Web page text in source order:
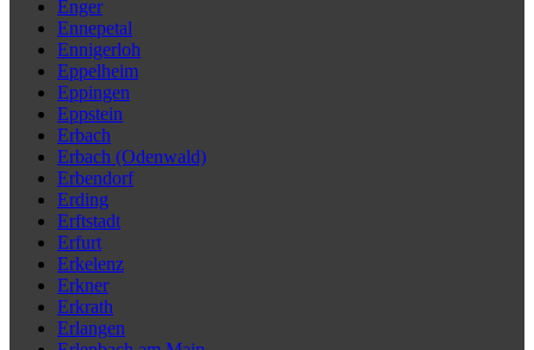
Enger
Ennepetal
Ennigerloh
Eppelheim
Eppingen
Eppstein
Erbach
Erbach (Odenwald)
Erbendorf
Erding
Erftstadt
Erfurt
Erkelenz
Erkner
Erkrath
Erlangen